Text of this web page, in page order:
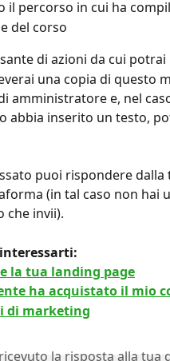
il percorso in cui ha
del corso
di azioni da cui
una copia di questo
amministratore e, nel
abbia inserito un testo,
puoi rispondere dalla
(in tal caso non hai
che invii).
la tua landing page
ha acquistato il mio
di marketing
la risposta alla tua